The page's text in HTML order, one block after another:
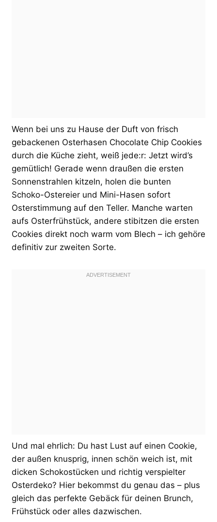
Wenn bei uns zu Hause der Duft von frisch
gebackenen Osterhasen Chocolate Chip Cookies
durch die Küche zieht, weiß jede:r: Jetzt wird’s
gemütlich! Gerade wenn draußen die ersten
Sonnenstrahlen kitzeln, holen die bunten
Schoko-Ostereier und Mini-Hasen sofort
Osterstimmung auf den Teller. Manche warten
aufs Osterfrühstück, andere stibitzen die ersten
Cookies direkt noch warm vom Blech – ich gehöre
definitiv zur zweiten Sorte.
Und mal ehrlich: Du hast Lust auf einen Cookie,
der außen knusprig, innen schön weich ist, mit
dicken Schokostücken und richtig verspielter
Osterdeko? Hier bekommst du genau das – plus
gleich das perfekte Gebäck für deinen Brunch,
Frühstück oder alles dazwischen.